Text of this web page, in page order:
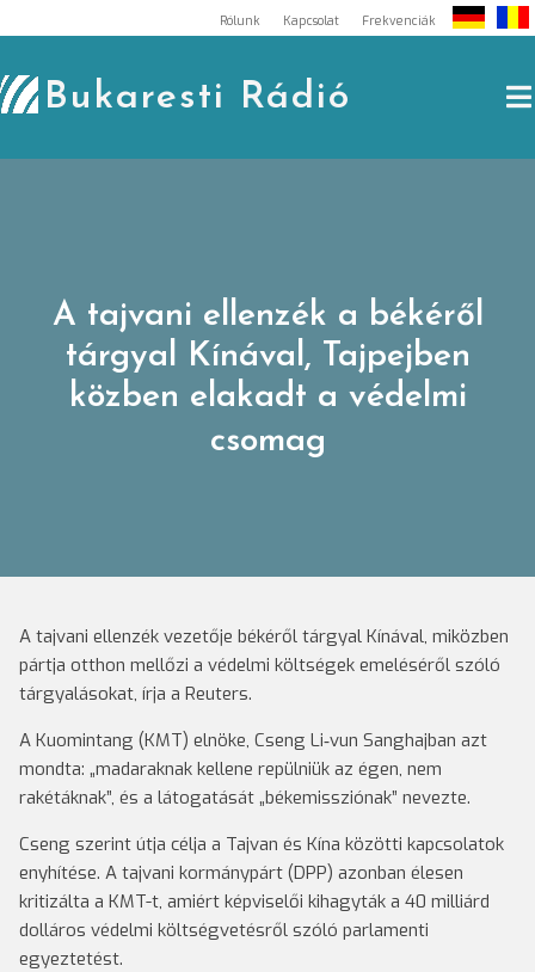
to
content
Rólunk Kapcsolat Frekvenciák
Bukaresti Rádió
A tajvani ellenzék a békéről
tárgyal Kínával, Tajpejben
közben elakadt a védelmi
csomag
A tajvani ellenzék vezetője békéről tárgyal Kínával, miközben
pártja otthon mellőzi a védelmi költségek emeléséről szóló
tárgyalásokat, írja a Reuters.
A Kuomintang (KMT) elnöke, Cseng Li‑vun Sanghajban azt
mondta: „madaraknak kellene repülniük az égen, nem
rakétáknak”, és a látogatását „békemissziónak” nevezte.
Cseng szerint útja célja a Tajvan és Kína közötti kapcsolatok
enyhítése. A tajvani kormánypárt (DPP) azonban élesen
kritizálta a KMT-t, amiért képviselői kihagyták a 40 milliárd
dolláros védelmi költségvetésről szóló parlamenti
egyeztetést.